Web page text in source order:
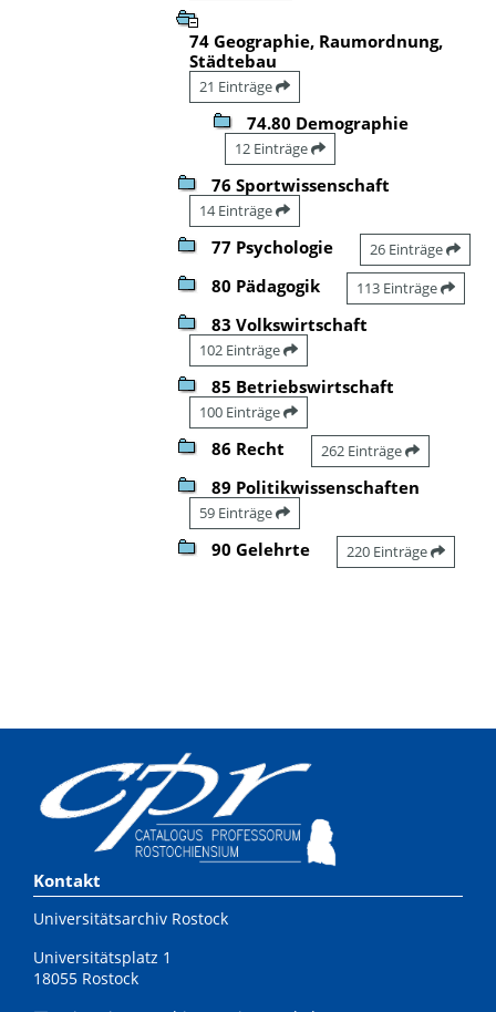
74 Geographie, Raumordnung,
Städtebau
21 Einträge
74.80 Demographie
12 Einträge
76 Sportwissenschaft
14 Einträge
77 Psychologie 26 Einträge
80 Pädagogik 113 Einträge
83 Volkswirtschaft
102 Einträge
85 Betriebswirtschaft
100 Einträge
86 Recht 262 Einträge
89 Politikwissenschaften
59 Einträge
90 Gelehrte 220 Einträge
Kontakt
Universitätsarchiv Rostock
Universitätsplatz 1
18055 Rostock